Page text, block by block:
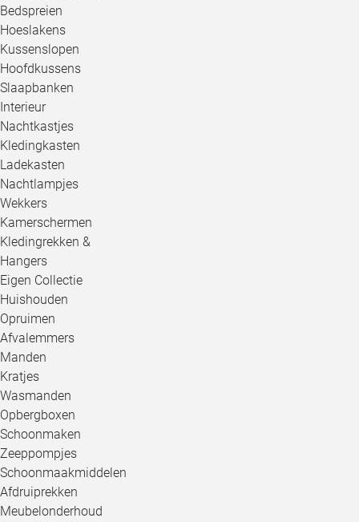
Bedspreien
Hoeslakens
Kussenslopen
Hoofdkussens
Slaapbanken
Interieur
Nachtkastjes
Kledingkasten
Ladekasten
Nachtlampjes
Wekkers
Kamerschermen
Kledingrekken &
Hangers
Eigen Collectie
Huishouden
Opruimen
Afvalemmers
Manden
Kratjes
Wasmanden
Opbergboxen
Schoonmaken
Zeeppompjes
Schoonmaakmiddelen
Afdruiprekken
Meubelonderhoud